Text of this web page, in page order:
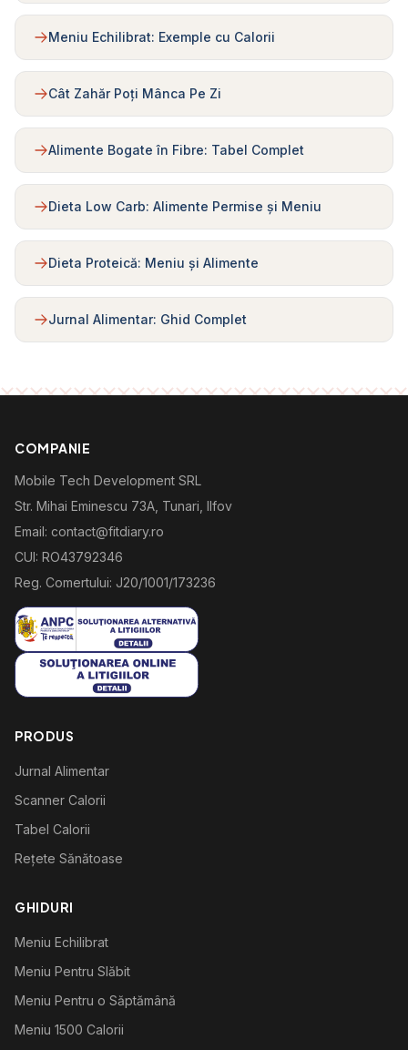
Meniu Echilibrat: Exemple cu Calorii
Cât Zahăr Poți Mânca Pe Zi
Alimente Bogate în Fibre: Tabel Complet
Dieta Low Carb: Alimente Permise și Meniu
Dieta Proteică: Meniu și Alimente
Jurnal Alimentar: Ghid Complet
COMPANIE
Mobile Tech Development SRL
Str. Mihai Eminescu 73A, Tunari, Ilfov
Email: contact@fitdiary.ro
CUI: RO43792346
Reg. Comertului: J20/1001/173236
PRODUS
Jurnal Alimentar
Scanner Calorii
Tabel Calorii
Rețete Sănătoase
GHIDURI
Meniu Echilibrat
Meniu Pentru Slăbit
Meniu Pentru o Săptămână
Meniu 1500 Calorii